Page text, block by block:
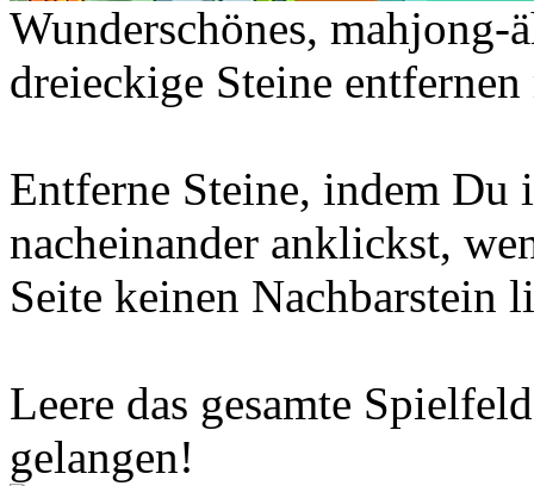
Wunderschönes, mahjong-
dreieckige Steine entfernen
Entferne Steine, indem Du
nacheinander anklickst,
Seite keinen Nachbarstein
Leere das gesamte
gelangen!